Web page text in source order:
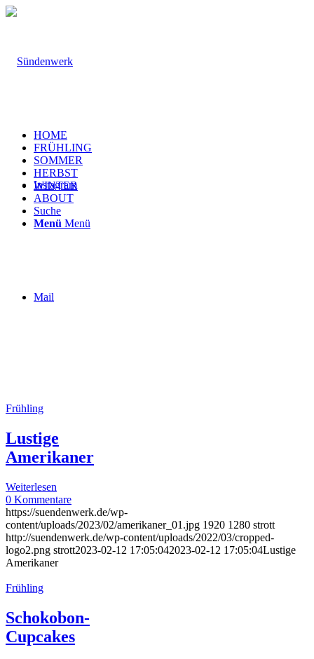
Instagram
Mail
HOME
FRÜHLING
SOMMER
HERBST
WINTER
ABOUT
Suche
Menü Menü
Frühling
Lustige
Amerikaner
Weiterlesen
0 Kommentare
https://suendenwerk.de/wp-
content/uploads/2023/02/amerikaner_01.jpg 1920 1280 strott
http://suendenwerk.de/wp-content/uploads/2022/03/cropped-
logo2.png strott2023-02-12 17:05:042023-02-12 17:05:04Lustige
Amerikaner
Frühling
Schokobon-
Cupcakes